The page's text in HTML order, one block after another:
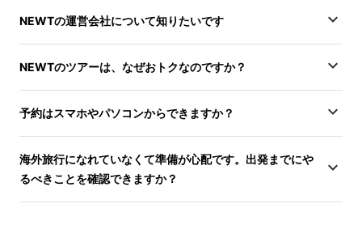
NEWTの運営会社について知りたいです
NEWTのツアーは、なぜおトクなのですか？
予約はスマホやパソコンからできますか？
海外旅行になれていなくて準備が心配です。出発までにや
るべきことを確認できますか？